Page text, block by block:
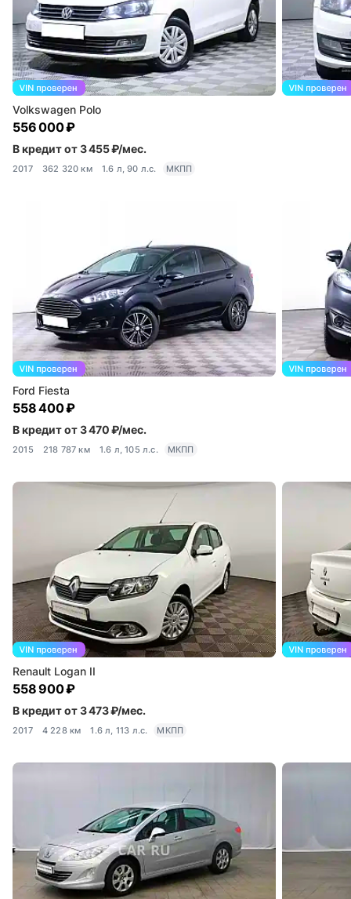
Volkswagen Polo
556 000 ₽
В кредит от 3 455 ₽/мес.
2017 362 320 км 1.6 л, 90 л.с. МКПП
Ford Fiesta
558 400 ₽
В кредит от 3 470 ₽/мес.
2015 218 787 км 1.6 л, 105 л.с. МКПП
Renault Logan II
558 900 ₽
В кредит от 3 473 ₽/мес.
2017 4 228 км 1.6 л, 113 л.с. МКПП